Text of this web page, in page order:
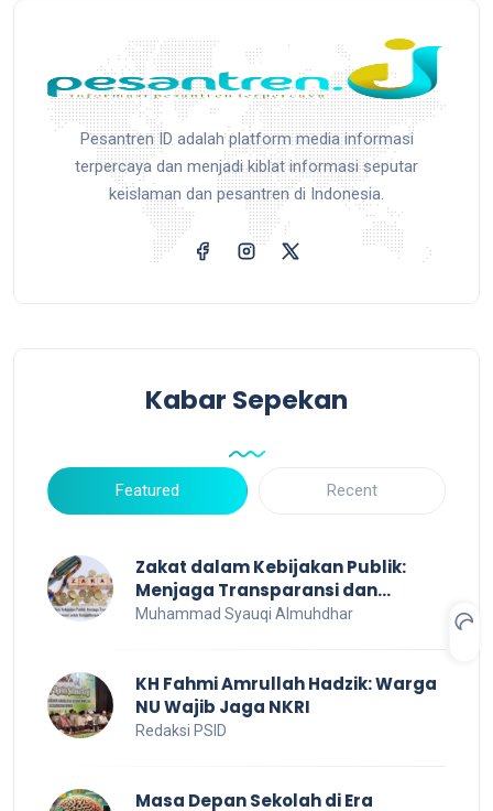
Pesantren ID adalah platform media informasi
terpercaya dan menjadi kiblat informasi seputar
keislaman dan pesantren di Indonesia.
Kabar Sepekan
Featured Recent
Zakat dalam Kebijakan Publik:
Menjaga Transparansi dan
Efisiensi untuk Kesejahteraan
Muhammad Syauqi Almuhdhar
KH Fahmi Amrullah Hadzik: Warga
NU Wajib Jaga NKRI
Redaksi PSID
Masa Depan Sekolah di Era